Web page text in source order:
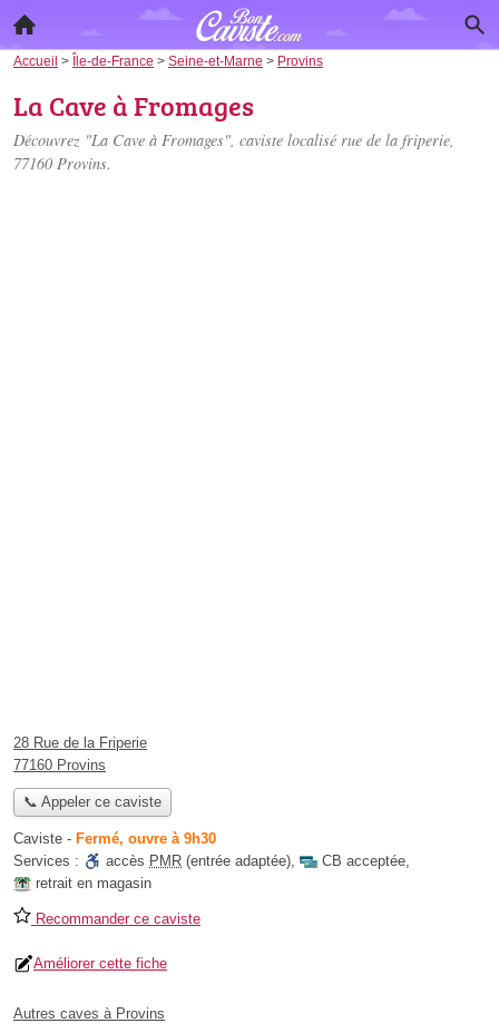
Accueil > Île-de-France > Seine-et-Marne > Provins
La Cave à Fromages
Découvrez "La Cave à Fromages", caviste localisé rue de la friperie,
77160 Provins.
28 Rue de la Friperie
77160 Provins
📞 Appeler ce caviste
Caviste - Fermé, ouvre à 9h30
Services :
accès PMR (entrée adaptée), CB acceptée,
retrait en magasin
Recommander ce caviste
Améliorer cette fiche
Autres caves à Provins